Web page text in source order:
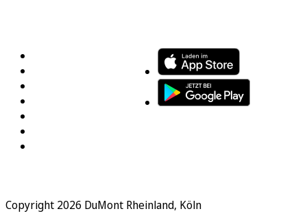
Copyright 2026 DuMont Rheinland, Köln